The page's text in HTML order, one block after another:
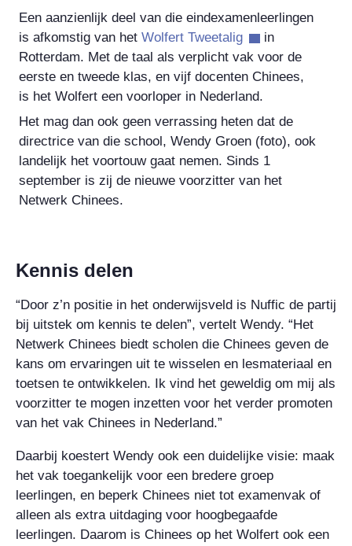
Een aanzienlijk deel van die eindexamenleerlingen
is afkomstig van het Wolfert Tweetalig
in
Rotterdam. Met de taal als verplicht vak voor de
eerste en tweede klas, en vijf docenten Chinees,
is het Wolfert een voorloper in Nederland.
Het mag dan ook geen verrassing heten dat de
directrice van die school, Wendy Groen (foto), ook
landelijk het voortouw gaat nemen. Sinds 1
september is zij de nieuwe voorzitter van het
Netwerk Chinees.
Kennis delen
“Door z’n positie in het onderwijsveld is Nuffic de partij
bij uitstek om kennis te delen”, vertelt Wendy. “Het
Netwerk Chinees biedt scholen die Chinees geven de
kans om ervaringen uit te wisselen en lesmateriaal en
toetsen te ontwikkelen. Ik vind het geweldig om mij als
voorzitter te mogen inzetten voor het verder promoten
van het vak Chinees in Nederland.”
Daarbij koestert Wendy ook een duidelijke visie: maak
het vak toegankelijk voor een bredere groep
leerlingen, en beperk Chinees niet tot examenvak of
alleen als extra uitdaging voor hoogbegaafde
leerlingen. Daarom is Chinees op het Wolfert ook een